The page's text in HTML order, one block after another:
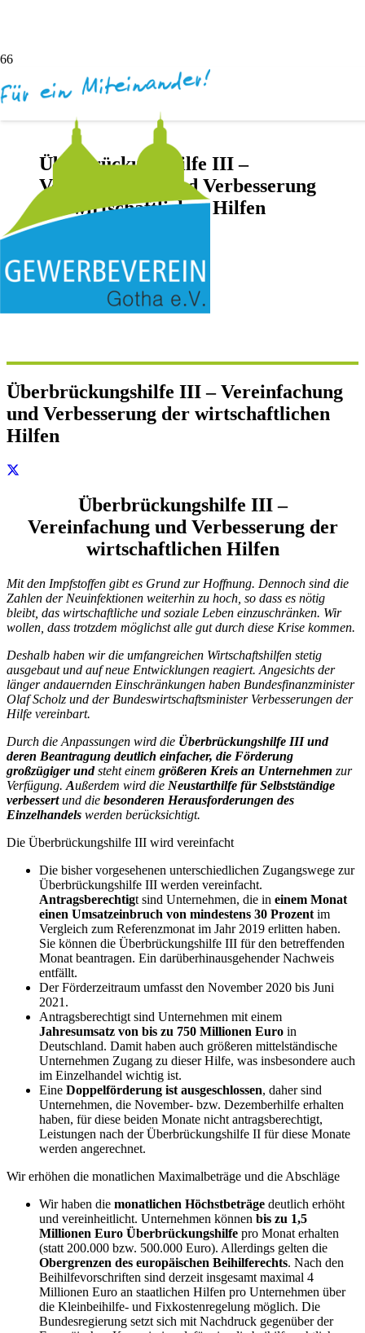
Überbrückungshilfe III –
Vereinfachung und Verbesserung
der wirtschaftlichen Hilfen
Keine Kommentare
Überbrückungshilfe III – Vereinfachung
und Verbesserung der wirtschaftlichen
Hilfen
Überbrückungshilfe III –
Vereinfachung und Verbesserung der
wirtschaftlichen Hilfen
Mit den Impfstoffen gibt es Grund zur Hoffnung. Dennoch sind die
Zahlen der Neuinfektionen weiterhin zu hoch, so dass es nötig
bleibt, das wirtschaftliche und soziale Leben einzuschränken. Wir
wollen, dass trotzdem möglichst alle gut durch diese Krise kommen.
Deshalb haben wir die umfangreichen Wirtschaftshilfen stetig
ausgebaut und auf neue Entwicklungen reagiert. Angesichts der
länger andauernden Einschränkungen haben Bundesfinanzminister
Olaf Scholz und der Bundeswirtschaftsminister Verbesserungen der
Hilfe vereinbart.
Durch die Anpassungen wird die Überbrückungshilfe III und
deren Beantragung deutlich einfacher, die Förderung
großzügiger undsteht einem größeren Kreis an Unternehmen zur
Verfügung. Außerdem wird die Neustarthilfe für Selbstständige
verbessertund die besonderen Herausforderungen des
Einzelhandels werden berücksichtigt.
Die Überbrückungshilfe III wird vereinfacht
Die bisher vorgesehenen unterschiedlichen Zugangswege zur
Überbrückungshilfe III werden vereinfacht.
Antragsberechtigt sind Unternehmen, die in einem Monat
einen Umsatzeinbruch von mindestens 30 Prozent im
Vergleich zum Referenzmonat im Jahr 2019 erlitten haben.
Sie können die Überbrückungshilfe III für den betreffenden
Monat beantragen. Ein darüberhinausgehender Nachweis
entfällt.
Der Förderzeitraum umfasst den November 2020 bis Juni
2021.
Antragsberechtigt sind Unternehmen mit einem
Jahresumsatz von bis zu 750 Millionen Euro in
Deutschland. Damit haben auch größeren mittelständische
Unternehmen Zugang zu dieser Hilfe, was insbesondere auch
im Einzelhandel wichtig ist.
Eine Doppelförderung ist ausgeschlossen, daher sind
Unternehmen, die November- bzw. Dezemberhilfe erhalten
haben, für diese beiden Monate nicht antragsberechtigt,
Leistungen nach der Überbrückungshilfe II für diese Monate
werden angerechnet.
Wir erhöhen die monatlichen Maximalbeträge und die Abschläge
Wir haben die monatlichen Höchstbeträge deutlich erhöht
und vereinheitlicht. Unternehmen können bis zu 1,5
Millionen Euro Überbrückungshilfe pro Monat erhalten
(statt 200.000 bzw. 500.000 Euro). Allerdings gelten die
Obergrenzen des europäischen Beihilferechts. Nach den
Beihilfevorschriften sind derzeit insgesamt maximal 4
Millionen Euro an staatlichen Hilfen pro Unternehmen über
die Kleinbeihilfe- und Fixkostenregelung möglich. Die
Bundesregierung setzt sich mit Nachdruck gegenüber der